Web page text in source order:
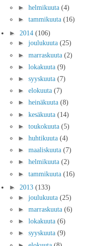
► helmikuuta (4)
► tammikuuta (16)
► 2014 (106)
► joulukuuta (25)
► marraskuuta (2)
► lokakuuta (9)
► syyskuuta (7)
► elokuuta (7)
► heinäkuuta (8)
► kesäkuuta (14)
► toukokuuta (5)
► huhtikuuta (4)
► maaliskuuta (7)
► helmikuuta (2)
► tammikuuta (16)
► 2013 (133)
► joulukuuta (25)
► marraskuuta (6)
► lokakuuta (6)
► syyskuuta (9)